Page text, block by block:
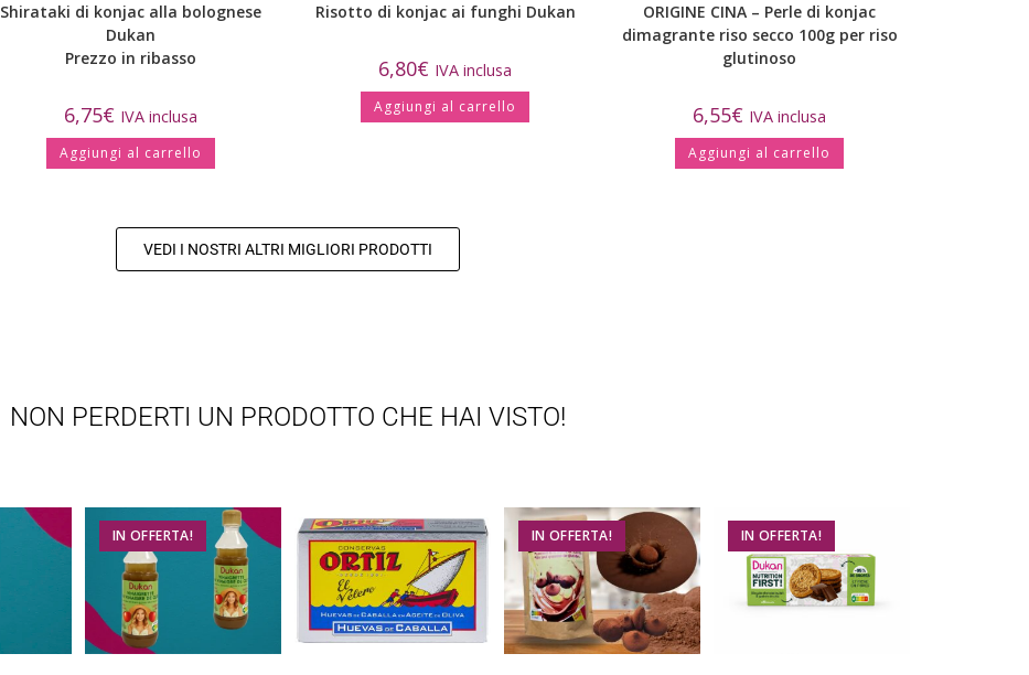
Shirataki di konjac alla bolognese
Dukan
Prezzo in ribasso
6,75€ IVA inclusa
Aggiungi al carrello
Risotto di konjac ai funghi Dukan
6,80€ IVA inclusa
Aggiungi al carrello
ORIGINE CINA – Perle di konjac
dimagrante riso secco 100g per riso
glutinoso
6,55€ IVA inclusa
Aggiungi al carrello
VEDI I NOSTRI ALTRI MIGLIORI PRODOTTI
NON PERDERTI UN PRODOTTO CHE HAI VISTO!
IN OFFERTA! IN OFFERTA! IN OFFERTA!